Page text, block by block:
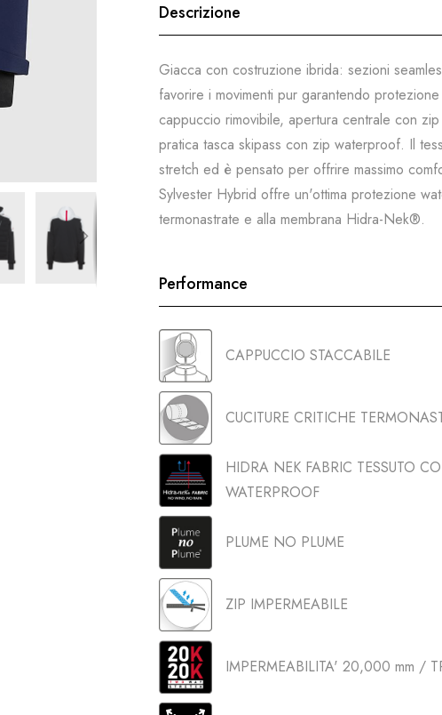
Descrizione
Giacca con costruzione ibrida: sezioni
favorire i movimenti pur garantendo
cappuccio rimovibile, apertura centrale con
pratica tasca skipass con zip waterproof. Il
stretch ed è pensato per offrire massimo
Sylvester Hybrid offre un'ottima protezione
termonastrate e alla membrana Hidra-Nek®.
Performance
CAPPUCCIO STACCABILE
CUCITURE CRITICHE
HIDRA NEK FABRIC TESSUTO
WATERPROOF
PLUME NO PLUME
ZIP IMPERMEABILE
IMPERMEABILITA' 20,000 mm /